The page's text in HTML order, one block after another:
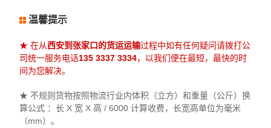
温馨提示
★ 在从西安到张家口的货运运输过程中如有任何疑问请拨打公
司统一服务电话135 3337 3334，以我们便在最短，最快的时
间为您解决。
★ 不规则货物按照物流行业内体积（立方）和重量（公斤）换
算公式 ：长 X 宽 X 高 / 6000 计算收费，长宽高单位为毫米
（mm）。